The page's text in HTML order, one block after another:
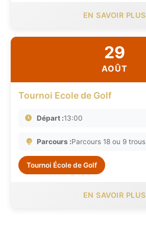
EN SAVOIR PLUS
29
AOÛT
Tournoi Ecole de Golf
Départ :13:00
Parcours :Parcours 18 ou 9 trous
Tournoi École de Golf
EN SAVOIR PLUS